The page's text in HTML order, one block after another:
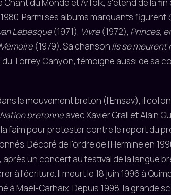
Parmi ses albums marquants figurent
Lebesque(1971), Vivre(1972), Princes,
(1979). Sa chanson Ils se meurent
Torrey Canyon, témoigne aussi de sa
le mouvement breton (l'Emsav), il
bretonneavec Xavier Grall et Alain
faim pour protester contre le report du
Décoré de l'ordre de l'Hermine en
après un concert au festival de la langue
à l'écriture. Il meurt le 18 juin 1996 à
à Maël-Carhaix. Depuis 1998, la grande